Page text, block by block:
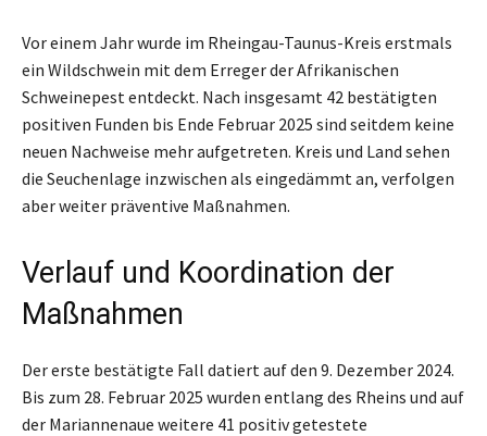
Vor einem Jahr wurde im Rheingau-Taunus-Kreis erstmals
ein Wildschwein mit dem Erreger der Afrikanischen
Schweinepest entdeckt. Nach insgesamt 42 bestätigten
positiven Funden bis Ende Februar 2025 sind seitdem keine
neuen Nachweise mehr aufgetreten. Kreis und Land sehen
die Seuchenlage inzwischen als eingedämmt an, verfolgen
aber weiter präventive Maßnahmen.
Verlauf und Koordination der
Maßnahmen
Der erste bestätigte Fall datiert auf den 9. Dezember 2024.
Bis zum 28. Februar 2025 wurden entlang des Rheins und auf
der Mariannenaue weitere 41 positiv getestete